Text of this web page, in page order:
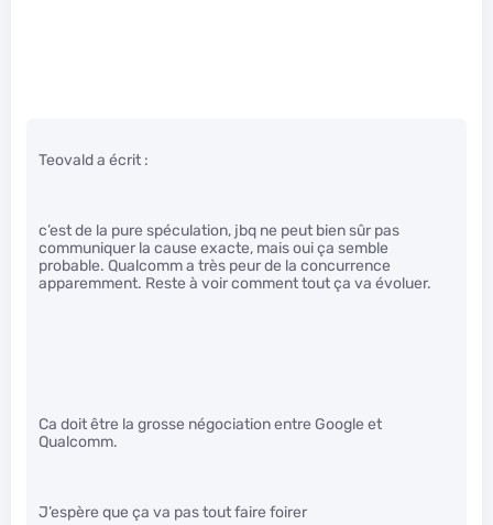
Teovald a écrit :
c’est de la pure spéculation, jbq ne peut bien sûr pas
communiquer la cause exacte, mais oui ça semble
probable. Qualcomm a très peur de la concurrence
apparemment. Reste à voir comment tout ça va évoluer.
Ca doit être la grosse négociation entre Google et
Qualcomm.
J’espère que ça va pas tout faire foirer